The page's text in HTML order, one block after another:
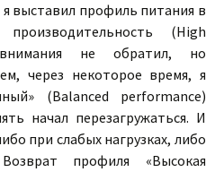
выставил профиль питания в
(High
не обратил, но
через некоторое время, я
(Balanced performance)
начал перезагружаться. И
при слабых нагрузках, либо
профиля «Высокая